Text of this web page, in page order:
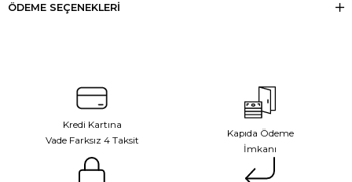
ÖDEME SEÇENEKLERI
Kredi Kartına
Vade Farksız 4 Taksit
Kapıda Ödeme
İmkanı